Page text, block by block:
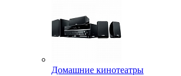
Домашние кинотеатры